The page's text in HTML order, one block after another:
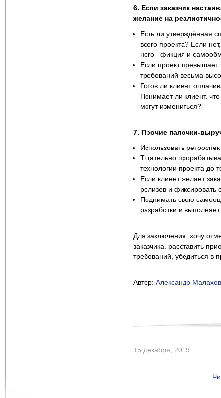
6. Если заказчик
желание на
Есть ли утверждённая
всего проекта? Если
него –фикция и
Если проект превышает
требований весьма
Готов ли клиент
Понимает ли клиент,
могут измениться?
7. Прочие палочки-
Использовать
Тщательно
технологии проекта до
Если клиент желает
релизов и фиксировать
Поднимать свою
разработки и
Для заключения, хочу
заказчика, расставить
требований, убедиться в
Автор: Александр Малахов
15 Декабря, 2019